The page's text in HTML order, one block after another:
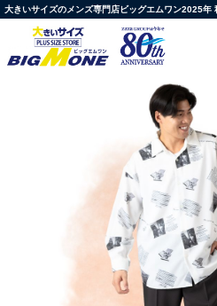
大きいサイズのメンズ専門店ビッグエムワン2025年